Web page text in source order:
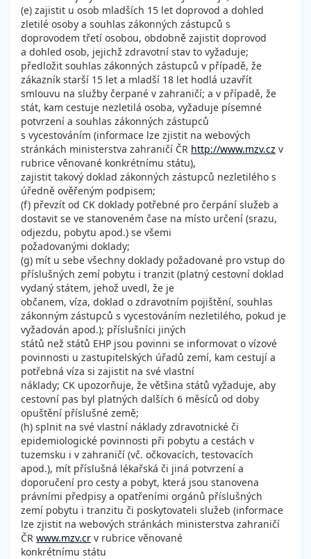
(e) zajistit u osob mladších 15 let doprovod a dohled
zletilé osoby a souhlas zákonných zástupců s
doprovodem třetí osobou, obdobně zajistit doprovod
a dohled osob, jejichž zdravotní stav to vyžaduje;
předložit souhlas zákonných zástupců v případě, že
zákazník starší 15 let a mladší 18 let hodlá uzavřít
smlouvu na služby čerpané v zahraničí; a v případě, že
stát, kam cestuje nezletilá osoba, vyžaduje písemné
potvrzení a souhlas zákonných zástupců
s vycestováním (informace lze zjistit na webových
stránkách ministerstva zahraničí ČR http://www.mzv.cz v
rubrice věnované konkrétnímu státu),
zajistit takový doklad zákonných zástupců nezletilého s
úředně ověřeným podpisem;
(f) převzít od CK doklady potřebné pro čerpání služeb a
dostavit se ve stanoveném čase na místo určení (srazu,
odjezdu, pobytu apod.) se všemi
požadovanými doklady;
(g) mít u sebe všechny doklady požadované pro vstup do
příslušných zemí pobytu i tranzit (platný cestovní doklad
vydaný státem, jehož uvedl, že je
občanem, víza, doklad o zdravotním pojištění, souhlas
zákonným zástupců s vycestováním nezletilého, pokud je
vyžadován apod.); příslušníci jiných
států než států EHP jsou povinni se informovat o vízové
povinnosti u zastupitelských úřadů zemí, kam cestují a
potřebná víza si zajistit na své vlastní
náklady; CK upozorňuje, že většina států vyžaduje, aby
cestovní pas byl platných dalších 6 měsíců od doby
opuštění příslušné země;
(h) splnit na své vlastní náklady zdravotnické či
epidemiologické povinnosti při pobytu a cestách v
tuzemsku i v zahraničí (vč. očkovacích, testovacích
apod.), mít příslušná lékařská či jiná potvrzení a
doporučení pro cesty a pobyt, která jsou stanovena
právními předpisy a opatřeními orgánů příslušných
zemí pobytu i tranzitu či poskytovateli služeb (informace
lze zjistit na webových stránkách ministerstva zahraničí
ČR www.mzv.cr v rubrice věnované
konkrétnímu státu